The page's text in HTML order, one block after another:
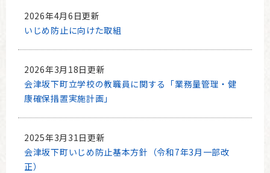
2026年4月6日更新
いじめ防止に向けた取組
2026年3月18日更新
会津坂下町立学校の教職員に関する「業務量管理・健
康確保措置実施計画」
2025年3月31日更新
会津坂下町いじめ防止基本方針（令和7年3月一部改
正）